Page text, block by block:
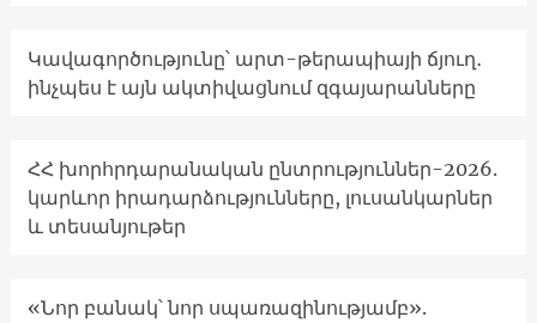
Կավագործությունը՝ արտ-թերապիայի ճյուղ․
ինչպես է այն ակտիվացնում զգայարանները
ՀՀ խորհրդարանական ընտրություններ-2026.
կարևոր իրադարձությունները, լուսանկարներ
և տեսանյութեր
«Նոր բանակ՝ նոր սպառազինությամբ».